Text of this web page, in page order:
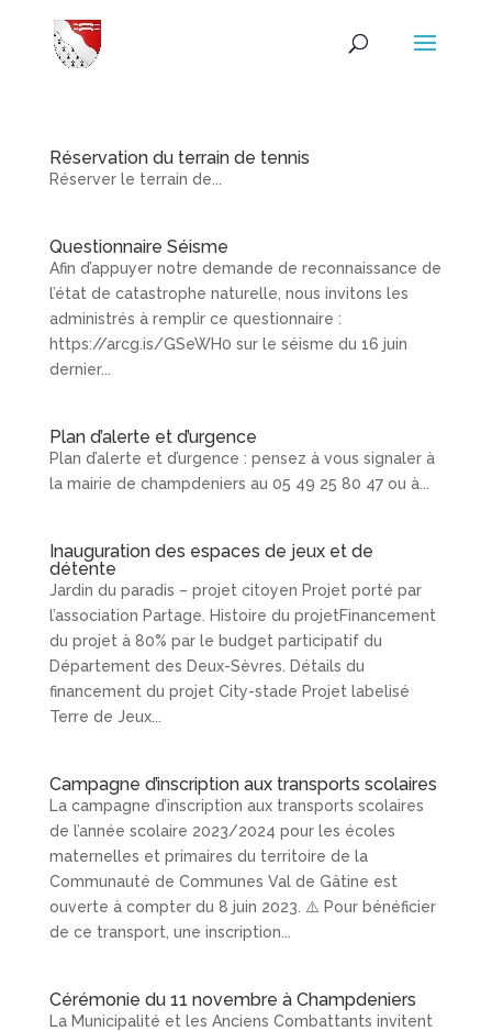
Réservation du terrain de tennis
Réserver le terrain de...
Questionnaire Séisme
Afin d’appuyer notre demande de reconnaissance de
l’état de catastrophe naturelle, nous invitons les
administrés à remplir ce questionnaire :
https://arcg.is/GSeWH0 sur le séisme du 16 juin
dernier...
Plan d’alerte et d’urgence
Plan d’alerte et d’urgence : pensez à vous signaler à
la mairie de champdeniers au 05 49 25 80 47 ou à...
Inauguration des espaces de jeux et de
détente
Jardin du paradis – projet citoyen Projet porté par
l’association Partage. Histoire du projetFinancement
du projet à 80% par le budget participatif du
Département des Deux-Sèvres. Détails du
financement du projet City-stade Projet labelisé
Terre de Jeux...
Campagne d’inscription aux transports scolaires
La campagne d’inscription aux transports scolaires
de l’année scolaire 2023/2024 pour les écoles
maternelles et primaires du territoire de la
Communauté de Communes Val de Gâtine est
ouverte à compter du 8 juin 2023. ⚠️ Pour bénéficier
de ce transport, une inscription...
Cérémonie du 11 novembre à Champdeniers
La Municipalité et les Anciens Combattants invitent